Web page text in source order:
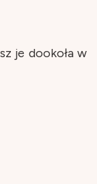
je dookoła w